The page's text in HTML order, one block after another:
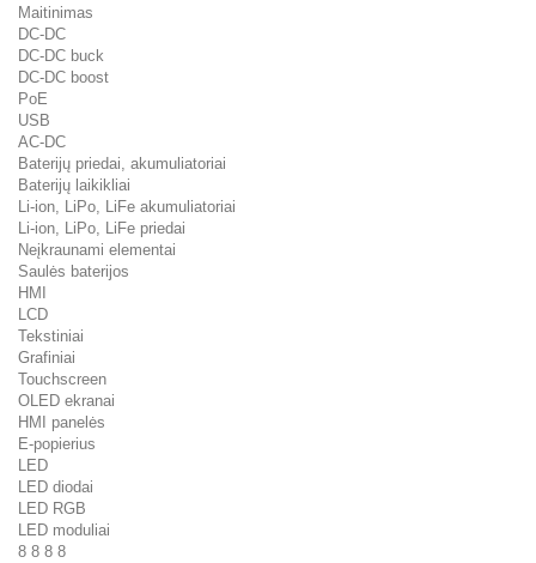
Maitinimas
DC-DC
DC-DC buck
DC-DC boost
PoE
USB
AC-DC
Baterijų priedai, akumuliatoriai
Baterijų laikikliai
Li-ion, LiPo, LiFe akumuliatoriai
Li-ion, LiPo, LiFe priedai
Neįkraunami elementai
Saulės baterijos
HMI
LCD
Tekstiniai
Grafiniai
Touchscreen
OLED ekranai
HMI panelės
E-popierius
LED
LED diodai
LED RGB
LED moduliai
8 8 8 8